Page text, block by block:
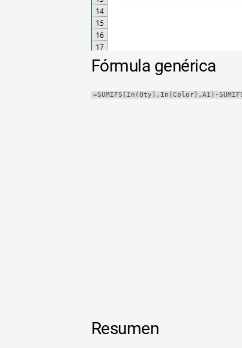
Fórmula genérica
=SUMIFS(In(Qty),In(Color),A1)-
Resumen